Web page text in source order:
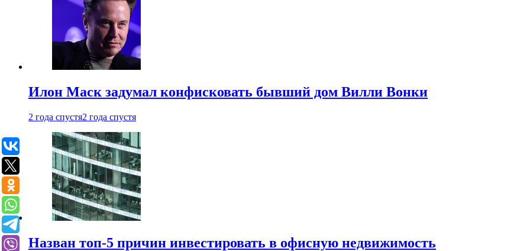
Илон Маск задумал конфисковать бывший дом Вилли Вонки
2 года спустя2 года спустя
Назван топ-5 причин инвестировать в офисную недвижимость